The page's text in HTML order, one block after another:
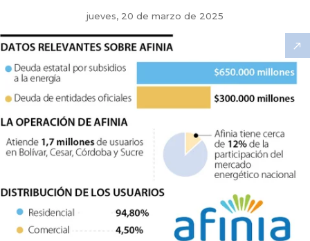
jueves, 20 de marzo de 2025